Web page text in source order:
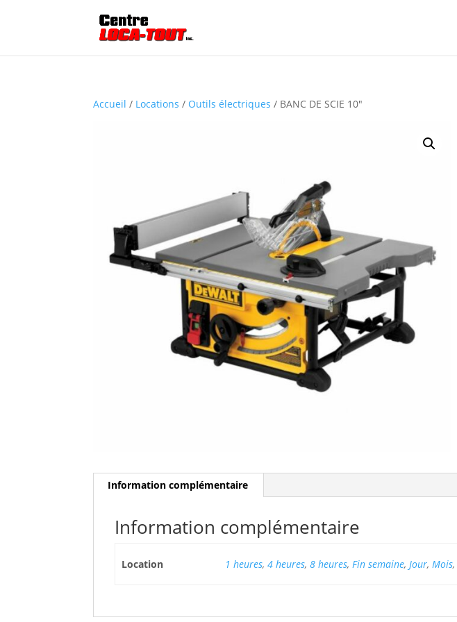
Accueil / Locations / Outils électriques / BANC DE SCIE 10″
Information complémentaire
Information complémentaire
Location 1 heures, 4 heures, 8 heures, Fin semaine, Jour, Mois,